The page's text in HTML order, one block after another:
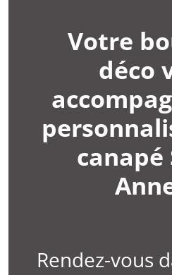
Votre
déco
canapé
Rendez-vous